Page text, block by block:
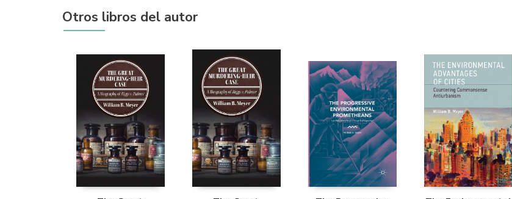
Otros libros del autor